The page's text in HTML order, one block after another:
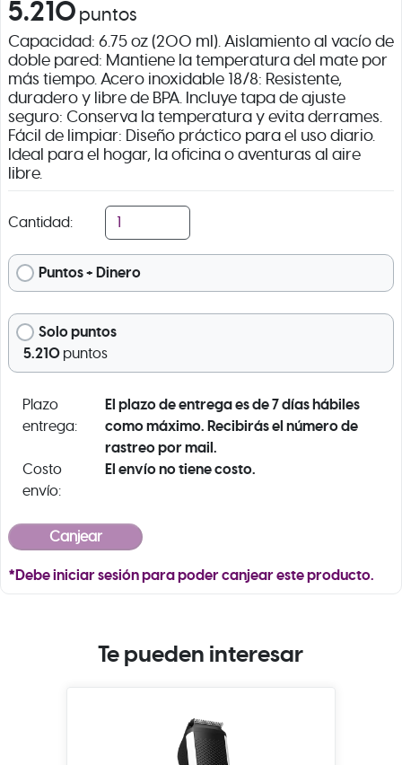
5.210 puntos
Capacidad: 6.75 oz (200 ml). Aislamiento al vacío de
doble pared: Mantiene la temperatura del mate por
más tiempo. Acero inoxidable 18/8: Resistente,
duradero y libre de BPA. Incluye tapa de ajuste
seguro: Conserva la temperatura y evita derrames.
Fácil de limpiar: Diseño práctico para el uso diario.
Ideal para el hogar, la oficina o aventuras al aire
libre.
Cantidad:
Puntos + Dinero
Solo puntos
5.210 puntos
Plazo
entrega:
El plazo de entrega es de 7 días hábiles
como máximo. Recibirás el número de
rastreo por mail.
Costo
envío:
El envío no tiene costo.
*Debe iniciar sesión para poder canjear este producto.
Te pueden interesar